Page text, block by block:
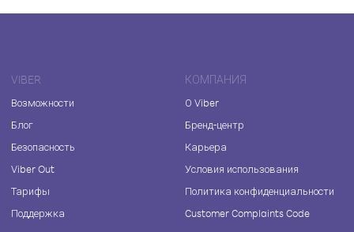
VIBER
Возможности
Блог
Безопасность
Viber Out
Тарифы
Поддержка
КОМПАНИЯ
О Viber
Бренд-центр
Карьера
Условия использования
Политика конфиденциальности
Customer Complaints Code